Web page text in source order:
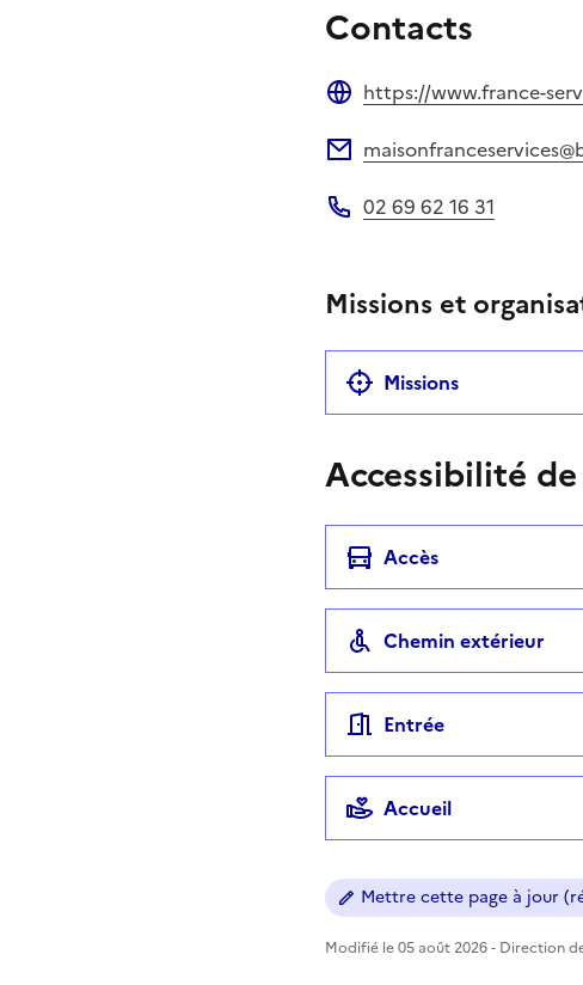
Contacts
https://www.france-
02 69 62 16 31
Missions et
Missions
Accessibilité
Accès
Chemin extérieur
Entrée
Accueil
Mettre cette page à jour
Modifié le 05 août 2026 - Direction